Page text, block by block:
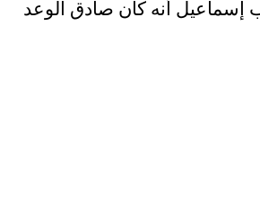
إسماعيل أنه كان صادق الوعد